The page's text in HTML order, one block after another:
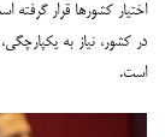
اختیار کشورها قرار
در کشور، نیاز به
است.